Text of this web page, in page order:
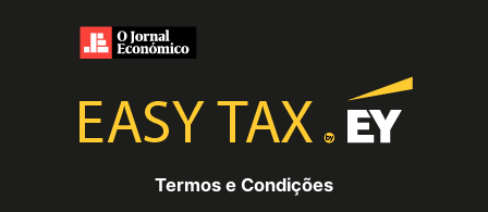
Termos e Condições